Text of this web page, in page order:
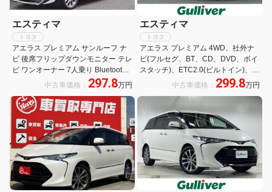
エスティマ
トヨタ
アエラス プレミアム サンルーフ ナ
ビ 後席フリップダウンモニター テレ
ビ ワンオーナー 7人乗り Bluetooth
ETC 両側パワースライドドア 禁煙車
車発進お知らせ
中古車価格： 297.8万円
エスティマ
トヨタ
アエラス プレミアム 4WD、社外ナ
ビ(フルセグ、BT、CD、DVD、ボイ
スタッチ)、ETC2.0(ビルトイン)、バ
ックカメラ、クルーズコントロー
中古車価格： 299.8万円